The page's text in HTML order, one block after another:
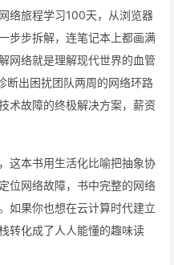
络旅程学习100天，从浏览器
步步拆解，连笔记本上都画满
网络就是理解现代世界的血管
断出困扰团队两周的网络环路
术故障的终极解决方案，薪资
这本书用生活化比喻把抽象协
位网络故障，书中完整的网络
如果你也想在云计算时代建立
转化成了人人能懂的趣味读